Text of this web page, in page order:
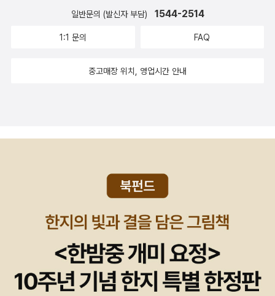
일반문의 (발신자 부담) 1544-2514
1:1 문의 FAQ
중고매장 위치, 영업시간 안내